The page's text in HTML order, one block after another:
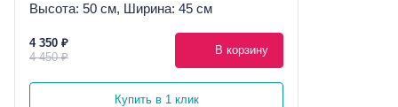
Высота: 50 см, Ширина: 45 см
4 350 ₽
4 450 ₽
В корзину
Купить в 1 клик